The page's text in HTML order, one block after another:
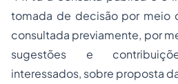
tomada de decisão por meio
consultada previamente, por
sugestões e
interessados, sobre proposta